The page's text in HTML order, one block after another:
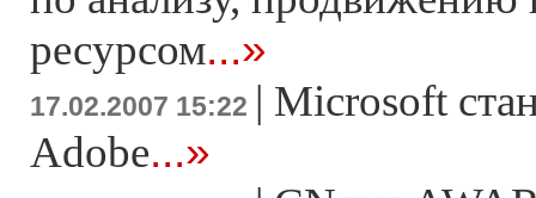
ресурсом...»
17.02.2007 15:22 | Microsoft
Adobe...»